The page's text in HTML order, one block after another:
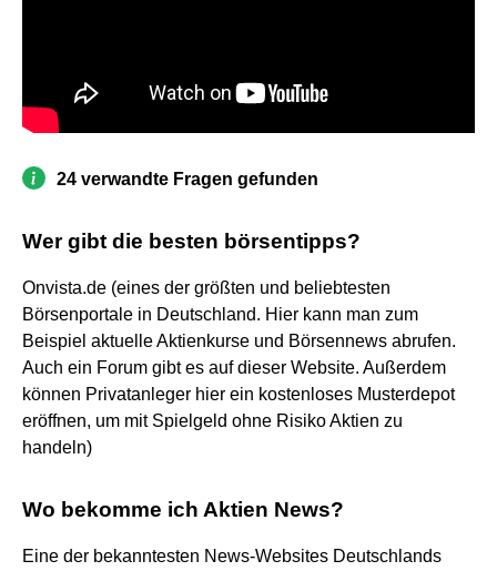
24 verwandte Fragen gefunden
Wer gibt die besten börsentipps?
Onvista.de (eines der größten und beliebtesten
Börsenportale in Deutschland. Hier kann man zum
Beispiel aktuelle Aktienkurse und Börsennews abrufen.
Auch ein Forum gibt es auf dieser Website. Außerdem
können Privatanleger hier ein kostenloses Musterdepot
eröffnen, um mit Spielgeld ohne Risiko Aktien zu
handeln)
Wo bekomme ich Aktien News?
Eine der bekanntesten News-Websites Deutschlands